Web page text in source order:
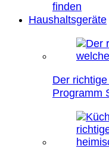
finden
Haushaltsgeräte
Der
Programm